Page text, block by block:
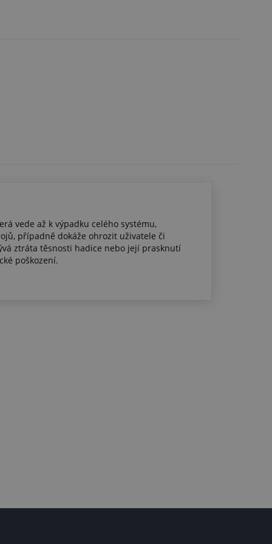
vede až k výpadku celého systému,
případně dokáže ohrozit uživatele či
ztráta těsnosti hadice nebo její prasknutí
poškození.